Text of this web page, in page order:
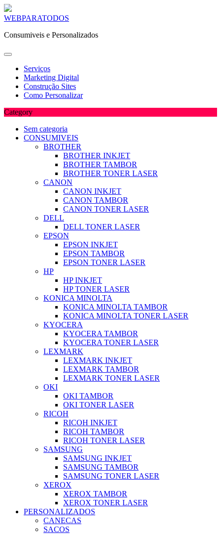
Skip
content
WEBPARATODOS
Consumiveis e Personalizados
Serviços
Marketing Digital
Construção Sites
Como Personalizar
Category
Sem categoria
CONSUMIVEIS
BROTHER
BROTHER INKJET
BROTHER TAMBOR
BROTHER TONER LASER
CANON
CANON INKJET
CANON TAMBOR
CANON TONER LASER
DELL
DELL TONER LASER
EPSON
EPSON INKJET
EPSON TAMBOR
EPSON TONER LASER
HP
HP INKJET
HP TONER LASER
KONICA MINOLTA
KONICA MINOLTA TAMBOR
KONICA MINOLTA TONER LASER
KYOCERA
KYOCERA TAMBOR
KYOCERA TONER LASER
LEXMARK
LEXMARK INKJET
LEXMARK TAMBOR
LEXMARK TONER LASER
OKI
OKI TAMBOR
OKI TONER LASER
RICOH
RICOH INKJET
RICOH TAMBOR
RICOH TONER LASER
SAMSUNG
SAMSUNG INKJET
SAMSUNG TAMBOR
SAMSUNG TONER LASER
XEROX
XEROX TAMBOR
XEROX TONER LASER
PERSONALIZADOS
CANECAS
SACOS